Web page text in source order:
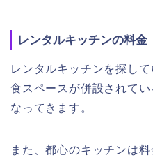
レンタルキッチンの料金
レンタルキッチンを探し
食スペースが併設されて
なってきます。
また、都心のキッチンは